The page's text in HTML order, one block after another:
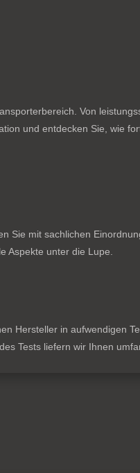
Von
und entdecken Sie, wie
Sie mit sachlichen
Aspekte unter die Lupe.
Hersteller in aufwendigen
Tests liefern wir Ihnen